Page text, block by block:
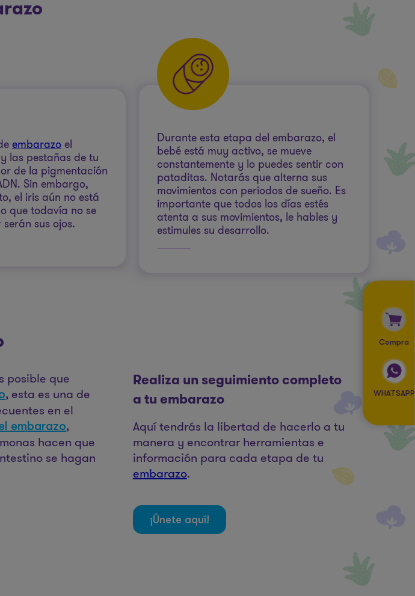
Compra
WHATSAPP
embarazo el
las pestañas de tu
de la pigmentación
Sin embargo,
el iris aún no está
que todavía no se
sus ojos.
Durante esta etapa del embarazo, el
bebé está muy activo, se mueve
constantemente y lo puedes sentir con
pataditas. Notarás que alterna sus
movimientos con periodos de sueño. Es
importante que todos los días estés
atenta a sus movimientos, le hables y
estimules su desarrollo.
posible que
, esta es una de
en el
embarazo,
hacen que
se hagan
Realiza un seguimiento completo
a tu embarazo
Aquí tendrás la libertad de hacerlo a tu
manera y encontrar herramientas e
información para cada etapa de tu
embarazo.
¡Únete aquí!